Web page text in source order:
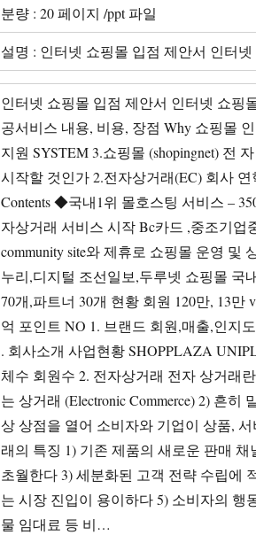
분량 : 20 페이지 /ppt 파일
설명 : 인터넷 쇼핑몰 입점 제안서 인터
인터넷 쇼핑몰 입점 제안서 인터넷 쇼핑
공서비스 내용, 비용, 장점 Why 쇼핑몰
지원 SYSTEM 3.쇼핑몰 (shopingnet) 전
시작할 것인가 2.전자상거래(EC) 회사
Contents ◆국내1위 몰호스팅 서비스 –
자상거래 서비스 시작 Bc카드 ,중조기업
community site와 제휴로 쇼핑몰 운영 및
누리,디지털 조선일보,두루넷 쇼핑몰 국
70개,파트너 30개 현황 회원 120만, 13만
억 포인트 NO 1. 브랜드 회원,매출,인지
. 회사소개 사업현황 SHOPPLAZA
체수 회원수 2. 전자상거래 전자 상거래
는 상거래 (Electronic Commerce) 2) 흔
상 상점을 열어 소비자와 기업이 상품,
래의 특징 1) 기존 제품의 새로운 판매
초월한다 3) 세분화된 고객 전략 수립에
는 시장 진입이 용이하다 5) 소비자의 행
물 임대료 등 비…